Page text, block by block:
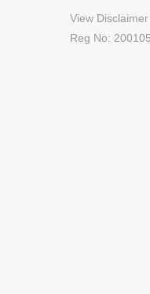
View
Reg No: